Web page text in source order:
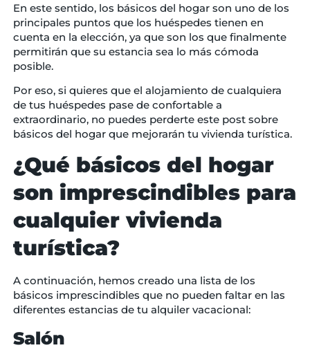
En este sentido, los básicos del hogar son uno de los
principales puntos que los huéspedes tienen en
cuenta en la elección, ya que son los que finalmente
permitirán que su estancia sea lo más cómoda
posible.
Por eso, si quieres que el alojamiento de cualquiera
de tus huéspedes pase de confortable a
extraordinario, no puedes perderte este post sobre
básicos del hogar que mejorarán tu vivienda turística.
¿Qué básicos del hogar
son imprescindibles para
cualquier vivienda
turística?
A continuación, hemos creado una lista de los
básicos imprescindibles que no pueden faltar en las
diferentes estancias de tu alquiler vacacional:
Salón